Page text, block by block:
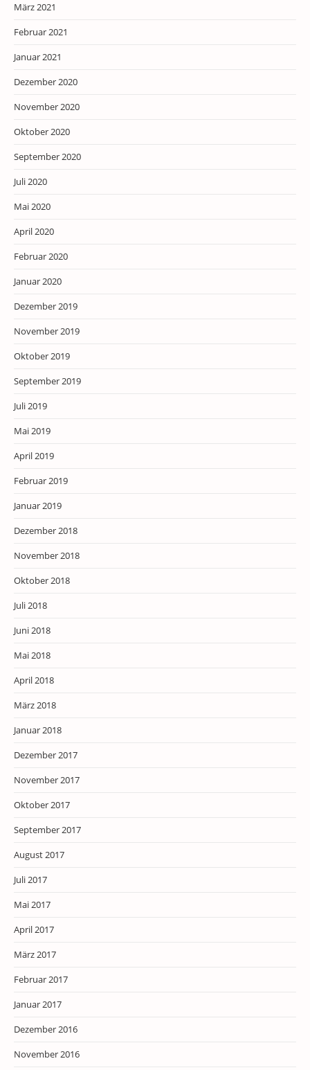
März 2021
Februar 2021
Januar 2021
Dezember 2020
November 2020
Oktober 2020
September 2020
Juli 2020
Mai 2020
April 2020
Februar 2020
Januar 2020
Dezember 2019
November 2019
Oktober 2019
September 2019
Juli 2019
Mai 2019
April 2019
Februar 2019
Januar 2019
Dezember 2018
November 2018
Oktober 2018
Juli 2018
Juni 2018
Mai 2018
April 2018
März 2018
Januar 2018
Dezember 2017
November 2017
Oktober 2017
September 2017
August 2017
Juli 2017
Mai 2017
April 2017
März 2017
Februar 2017
Januar 2017
Dezember 2016
November 2016